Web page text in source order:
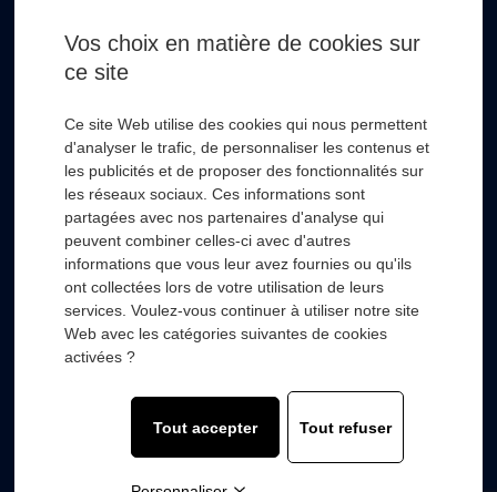
RSL HYDRO +
FOURNISSEURS +
SECTEURS D’ACTIVITÉS
Vos choix en matière de cookies sur
ce site
Ce site Web utilise des cookies qui nous permettent
d'analyser le trafic, de personnaliser les contenus et
les publicités et de proposer des fonctionnalités sur
les réseaux sociaux. Ces informations sont
partagées avec nos partenaires d'analyse qui
peuvent combiner celles-ci avec d'autres
informations que vous leur avez fournies ou qu'ils
ont collectées lors de votre utilisation de leurs
services. Voulez-vous continuer à utiliser notre site
Web avec les catégories suivantes de cookies
activées ?
Tout accepter Tout refuser